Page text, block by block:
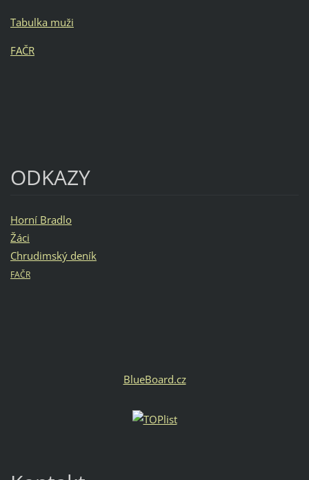
Tabulka muži
FAČR
ODKAZY
Horní Bradlo
Žáci
Chrudimský deník
FAČR
BlueBoard.cz